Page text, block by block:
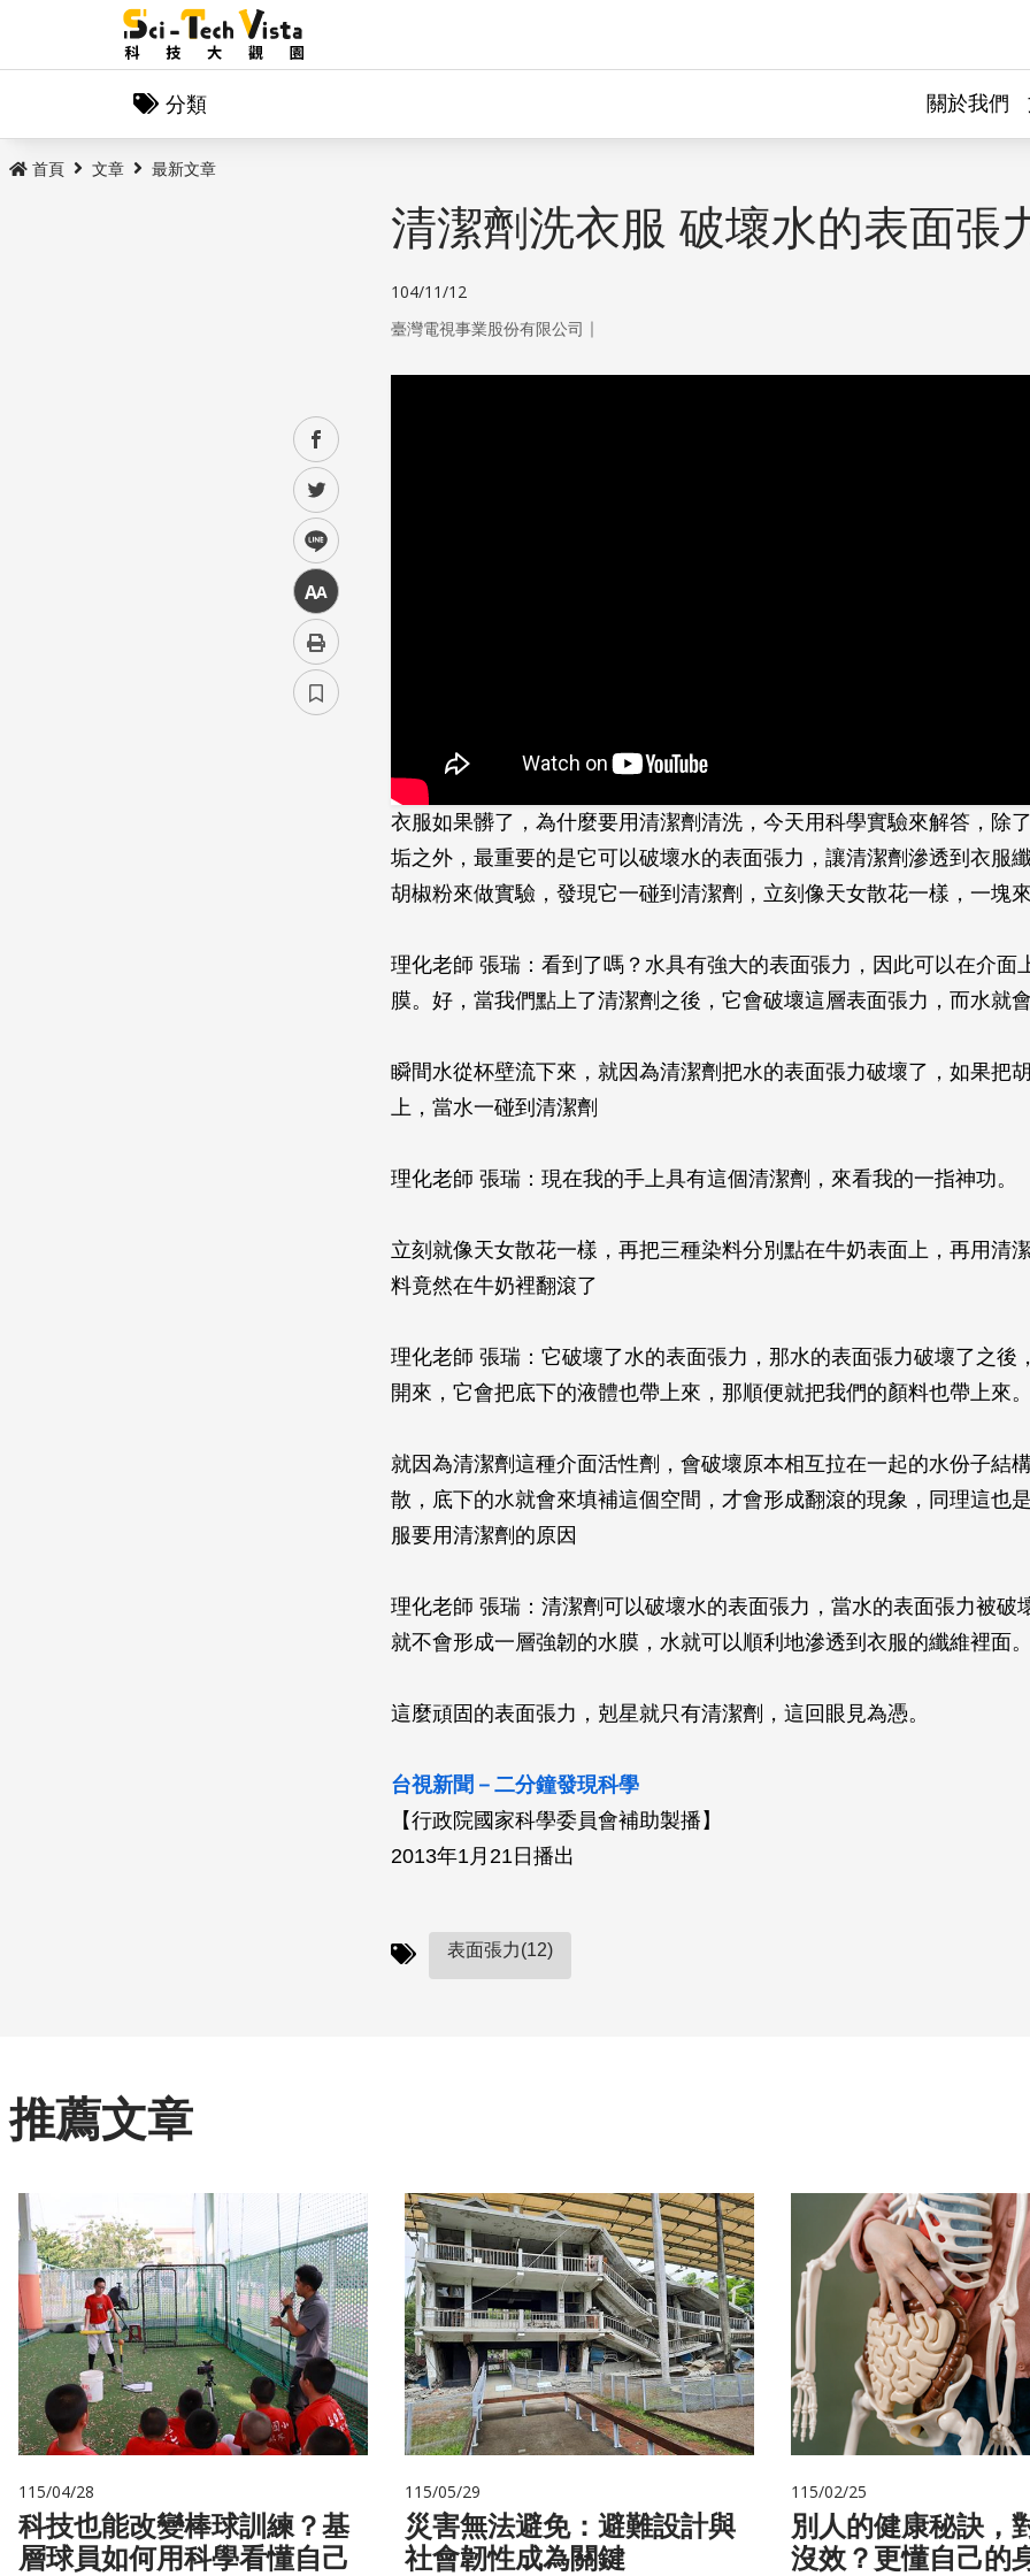
分類 關於我們
首頁 文章 最新文章
facebook
twitter
line
中
清潔劑洗衣服 破壞水的表面張
104/11/12
臺灣電視事業股份有限公司 ｜
衣服如果髒了，為什麼要用清潔劑清洗，今天用科學實驗來解答，除
垢之外，最重要的是它可以破壞水的表面張力，讓清潔劑滲透到衣服
胡椒粉來做實驗，發現它一碰到清潔劑，立刻像天女散花一樣，一塊
理化老師 張瑞：看到了嗎？水具有強大的表面張力，因此可以在介面
膜。好，當我們點上了清潔劑之後，它會破壞這層表面張力，而水就會
瞬間水從杯壁流下來，就因為清潔劑把水的表面張力破壞了，如果把
上，當水一碰到清潔劑
理化老師 張瑞：現在我的手上具有這個清潔劑，來看我的一指神功。
立刻就像天女散花一樣，再把三種染料分別點在牛奶表面上，再用清
料竟然在牛奶裡翻滾了
理化老師 張瑞：它破壞了水的表面張力，那水的表面張力破壞了之後
開來，它會把底下的液體也帶上來，那順便就把我們的顏料也帶上來。
就因為清潔劑這種介面活性劑，會破壞原本相互拉在一起的水份子結
散，底下的水就會來填補這個空間，才會形成翻滾的現象，同理這也
服要用清潔劑的原因
理化老師 張瑞：清潔劑可以破壞水的表面張力，當水的表面張力被破
就不會形成一層強韌的水膜，水就可以順利地滲透到衣服的纖維裡面。
這麼頑固的表面張力，剋星就只有清潔劑，這回眼見為憑。
台視新聞－二分鐘發現科學
【行政院國家科學委員會補助製播】
2013年1月21日播出
表面張力(12)
推薦文章
115/04/28
科技也能改變棒球訓練？基
層球員如何用科學看懂自己
115/05/29
災害無法避免：避難設計與
社會韌性成為關鍵
115/02/25
別人的健康秘訣，
沒效？更懂自己的